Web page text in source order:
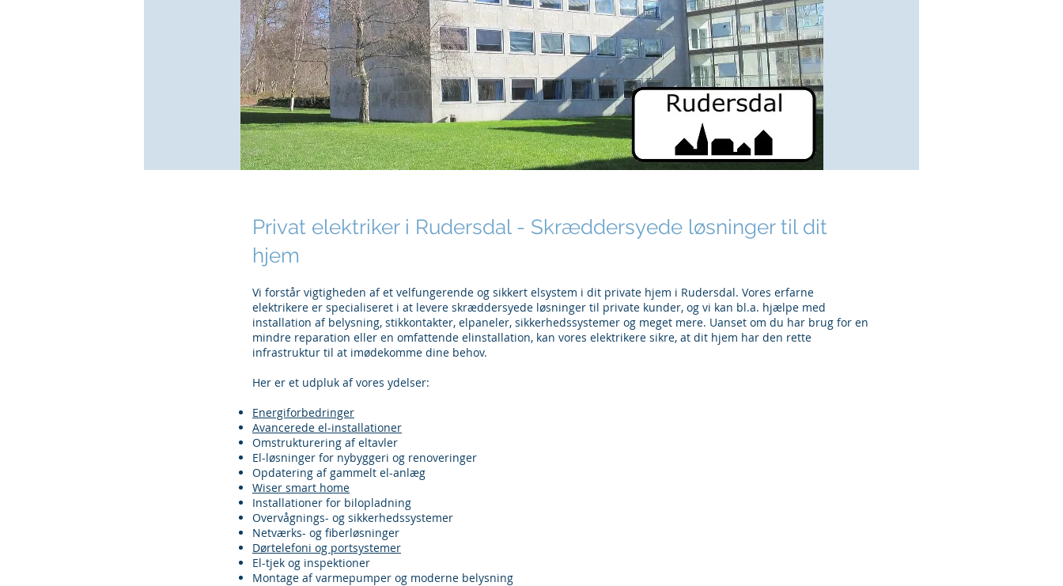
Privat elektriker i Rudersdal - Skræddersyede løsninger til dit
hjem
​Vi forstår vigtigheden af et velfungerende og sikkert elsystem i dit private hjem i Rudersdal. Vores erfarne
elektrikere er specialiseret i at levere skræddersyede løsninger til private kunder, og vi kan bl.a. hjælpe med
installation af belysning, stikkontakter, elpaneler, sikkerhedssystemer og meget mere. Uanset om du har brug for en
mindre reparation eller en omfattende elinstallation, kan vores elektrikere sikre, at dit hjem har den rette
infrastruktur til at imødekomme dine behov.
Her er et udpluk af vores ydelser:
Energiforbedringer
Avancerede el-installationer
Omstrukturering af eltavler
El-løsninger for nybyggeri og renoveringer
Opdatering af gammelt el-anlæg
Wiser smart home
Installationer for bilopladning
Overvågnings- og sikkerhedssystemer
Netværks- og fiberløsninger
Dørtelefoni og portsystemer
El-tjek og inspektioner
Montage af varmepumper og moderne belysning